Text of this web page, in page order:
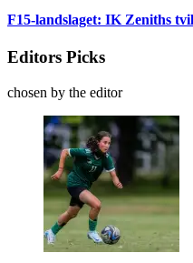
F15-landslaget: IK Zeniths
Editors Picks
chosen by the editor